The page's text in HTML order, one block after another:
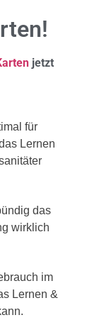
jetzt
für
Lernen
das
wirklich
im
Lernen &